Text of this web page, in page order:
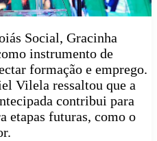
Social, Gracinha
instrumento de
formação e emprego.
Vilela ressaltou que a
contribui para
etapas futuras, como o